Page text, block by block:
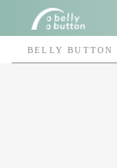
BELLY BUTTON